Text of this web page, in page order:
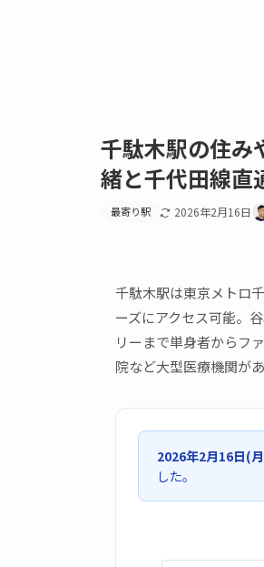
千駄木駅の住み
緒と千代田線直
最寄り駅 2026年2月16日
千駄木駅は東京メトロ
ーズにアクセス可能。
リーまで単身者からフ
院など大型医療機関が
2026年2月16日(
した。